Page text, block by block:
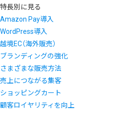
特長別に見る
Amazon Pay導入
WordPress導入
越境EC（海外販売）
ブランディングの強化
さまざまな販売方法
売上につながる集客
ショッピングカート
顧客ロイヤリティを向上